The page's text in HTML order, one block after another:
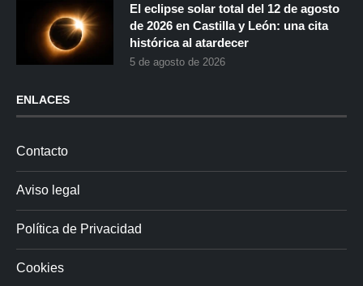
El eclipse solar total del 12 de agosto
de 2026 en Castilla y León: una cita
histórica al atardecer
5 de agosto de 2026
ENLACES
Contacto
Aviso legal
Política de Privacidad
Cookies